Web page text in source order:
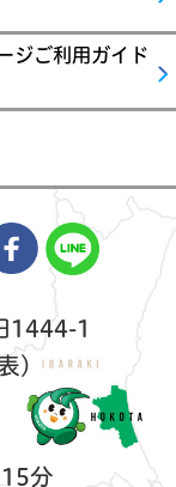
ジご利用ガイド
1444-1
)
分